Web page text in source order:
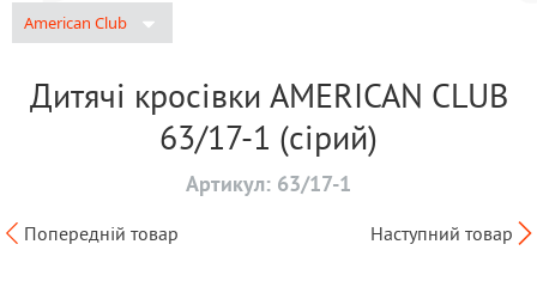
American Club
Дитячі кросівки AMERICAN CLUB
63/17-1 (сірий)
Артикул: 63/17-1
Попередній товар Наступний товар